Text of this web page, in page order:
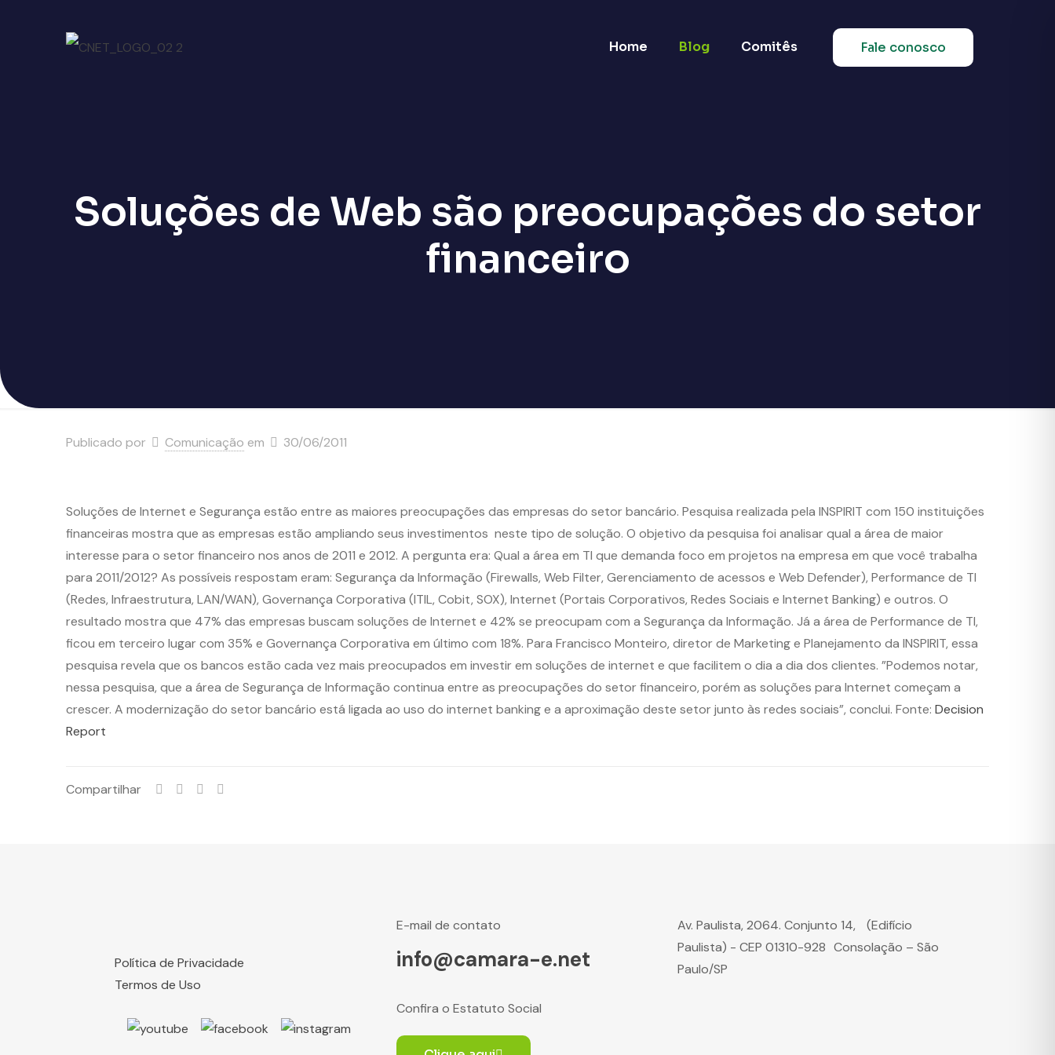
Home Blog Comitês Fale conosco
Soluções de Web são preocupações do setor
financeiro
Publicado por Comunicação em 30/06/2011
Soluções de Internet e Segurança estão entre as maiores preocupações das empresas do setor bancário. Pesquisa realizada pela INSPIRIT com 150 instituições
financeiras mostra que as empresas estão ampliando seus investimentos neste tipo de solução. O objetivo da pesquisa foi analisar qual a área de maior
interesse para o setor financeiro nos anos de 2011 e 2012. A pergunta era: Qual a área em TI que demanda foco em projetos na empresa em que você trabalha
para 2011/2012? As possíveis respostam eram: Segurança da Informação (Firewalls, Web Filter, Gerenciamento de acessos e Web Defender), Performance de TI
(Redes, Infraestrutura, LAN/WAN), Governança Corporativa (ITIL, Cobit, SOX), Internet (Portais Corporativos, Redes Sociais e Internet Banking) e outros. O
resultado mostra que 47% das empresas buscam soluções de Internet e 42% se preocupam com a Segurança da Informação. Já a área de Performance de TI,
ficou em terceiro lugar com 35% e Governança Corporativa em último com 18%. Para Francisco Monteiro, diretor de Marketing e Planejamento da INSPIRIT, essa
pesquisa revela que os bancos estão cada vez mais preocupados em investir em soluções de internet e que facilitem o dia a dia dos clientes. ”Podemos notar,
nessa pesquisa, que a área de Segurança de Informação continua entre as preocupações do setor financeiro, porém as soluções para Internet começam a
crescer. A modernização do setor bancário está ligada ao uso do internet banking e a aproximação deste setor junto às redes sociais”, conclui. Fonte: Decision
Report
Compartilhar
Política de Privacidade
Termos de Uso
E-mail de contato
info@camara-e.net
Confira o Estatuto Social
Av. Paulista, 2064. Conjunto 14, (Edifício
Paulista) - CEP 01310-928 Consolação – São
Paulo/SP